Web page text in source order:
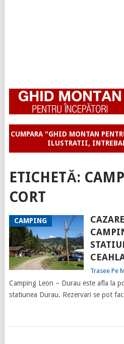
CUMPARA "GHID MONTAN
ILUSTRATII,
ETICHETĂ:
CORT
CAMPING
Trasee Pe
Camping Leon – Durau este afla la
statiunea Durau. Rezervari se pot